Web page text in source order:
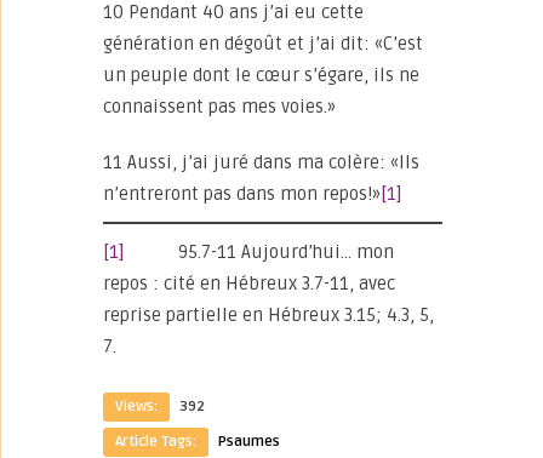
10 Pendant 40 ans j’ai eu cette
génération en dégoût et j’ai dit: «C’est
un peuple dont le cœur s’égare, ils ne
connaissent pas mes voies.»
11 Aussi, j’ai juré dans ma colère: «Ils
n’entreront pas dans mon repos!» [1]
[1]
95.7-11 Aujourd’hui… mon
repos : cité en Hébreux 3.7-11, avec
reprise partielle en Hébreux 3.15; 4.3, 5,
7.
Views:
392
Article Tags:
Psaumes